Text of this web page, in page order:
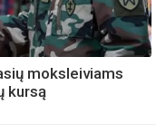
moksleiviams
kursą